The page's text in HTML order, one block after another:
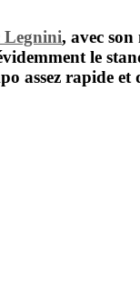
Legnini, avec
le
assez rapide